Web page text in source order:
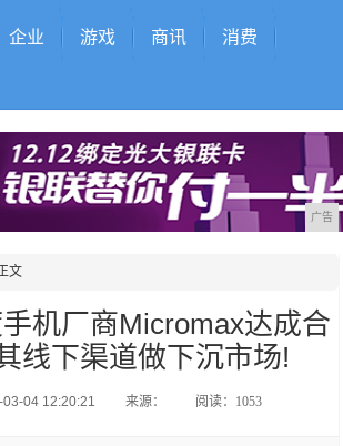
企业 游戏 商讯 消费
广告
文
机厂商Micromax达成合
线下渠道做下沉市场!
04 12:20:21 来源： 阅读：1053